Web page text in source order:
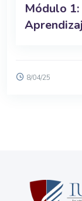
Módulo
8/04/25